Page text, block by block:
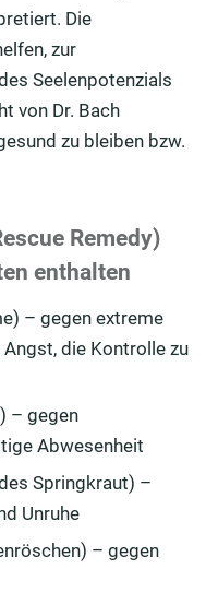
Die
zur
Seelenpotenzials
von Dr. Bach
zu bleiben bzw.
Remedy)
enthalten
– gegen extreme
die Kontrolle zu
– gegen
Abwesenheit
Springkraut) –
Unruhe
– gegen